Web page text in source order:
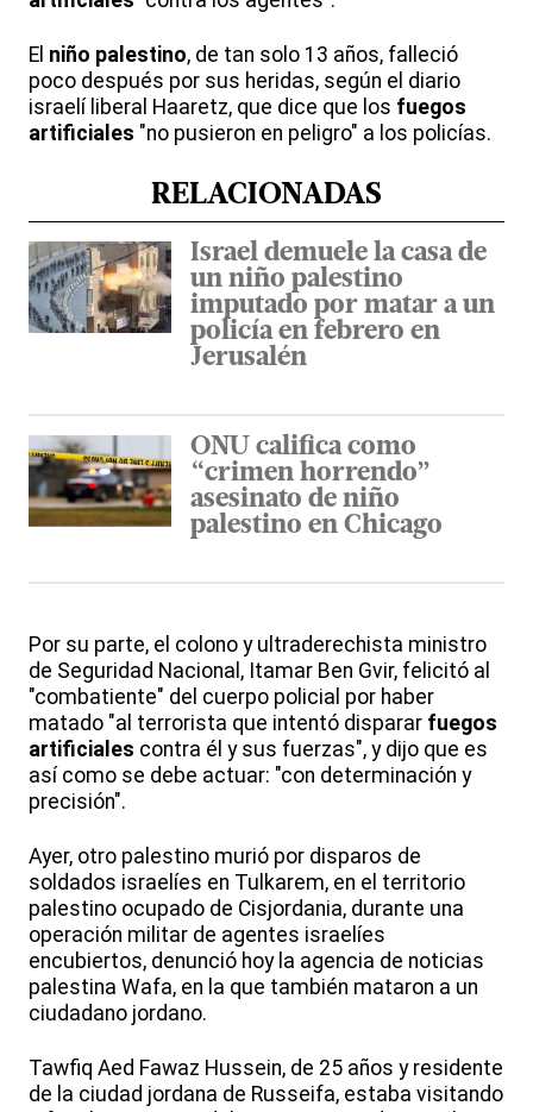
El niño palestino, de tan solo 13 años, falleció
poco después por sus heridas, según el diario
israelí liberal Haaretz, que dice que los fuegos
artificiales "no pusieron en peligro" a los policías.
RELACIONADAS
Israel demuele la casa de
un niño palestino
imputado por matar a un
policía en febrero en
Jerusalén
ONU califica como
“crimen horrendo”
asesinato de niño
palestino en Chicago
Por su parte, el colono y ultraderechista ministro
de Seguridad Nacional, Itamar Ben Gvir, felicitó al
"combatiente" del cuerpo policial por haber
matado "al terrorista que intentó disparar fuegos
artificiales contra él y sus fuerzas", y dijo que es
así como se debe actuar: "con determinación y
precisión".
Ayer, otro palestino murió por disparos de
soldados israelíes en Tulkarem, en el territorio
palestino ocupado de Cisjordania, durante una
operación militar de agentes israelíes
encubiertos, denunció hoy la agencia de noticias
palestina Wafa, en la que también mataron a un
ciudadano jordano.
Tawfiq Aed Fawaz Hussein, de 25 años y residente
de la ciudad jordana de Russeifa, estaba visitando